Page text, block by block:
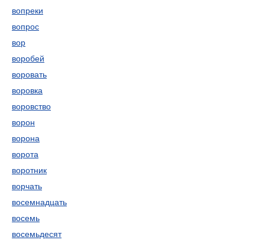
вопреки
вопрос
вор
воробей
воровать
воровка
воровство
ворон
ворона
ворота
воротник
ворчать
восемнадцать
восемь
восемьдесят